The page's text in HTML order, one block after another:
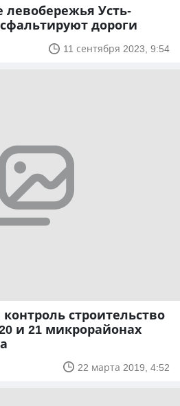
левобережья Усть-
дороги
11 сентября 2023, 9:54
строительство
и 21 микрорайонах
22 марта 2019, 4:52